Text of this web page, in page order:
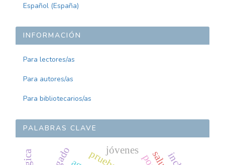
Español (España)
INFORMACIÓN
Para lectores/as
Para autores/as
Para bibliotecarios/as
PALABRAS CLAVE
jóvenes